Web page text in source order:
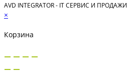
AVD INTEGRATOR - IT СЕРВИС И ПРОДАЖИ
×
Корзина